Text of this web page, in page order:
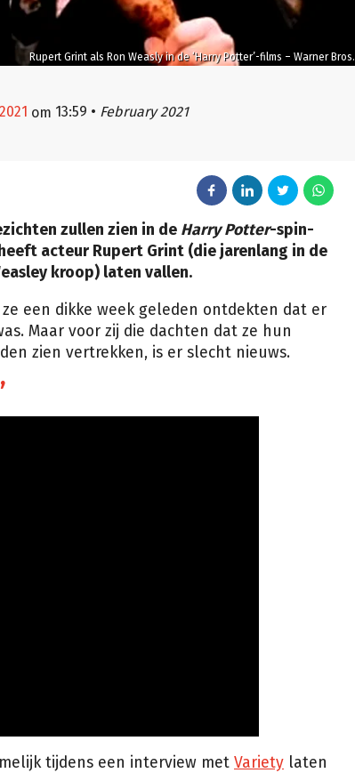
Rupert Grint als Ron Weasly in de ‘Harry Potter’-films – Warner Bros.
om 13:59 • February 2021
zullen zien in de Harry Potter-spin-
acteur Rupert Grint (die jarenlang in de
kroop) laten vallen.
een dikke week geleden ontdekten dat er
Maar voor zij die dachten dat ze hun
zien vertrekken, is er slecht nieuws.
tijdens een interview met Variety laten